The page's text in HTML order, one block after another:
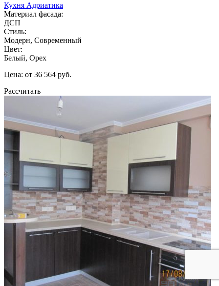
Кухня Адриатика
Материал фасада:
ДСП
Стиль:
Модерн, Современный
Цвет:
Белый, Орех
Цена: от 36 564 руб.
Рассчитать